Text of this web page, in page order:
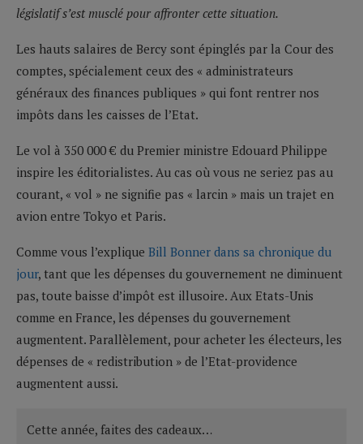
législatif s’est musclé pour affronter cette situation.
Les hauts salaires de Bercy sont épinglés par la Cour des
comptes, spécialement ceux des « administrateurs
généraux des finances publiques » qui font rentrer nos
impôts dans les caisses de l’Etat.
Le vol à 350 000 € du Premier ministre Edouard Philippe
inspire les éditorialistes. Au cas où vous ne seriez pas au
courant, « vol » ne signifie pas « larcin » mais un trajet en
avion entre Tokyo et Paris.
Comme vous l’explique Bill Bonner dans sa chronique du
jour, tant que les dépenses du gouvernement ne diminuent
pas, toute baisse d’impôt est illusoire. Aux Etats-Unis
comme en France, les dépenses du gouvernement
augmentent. Parallèlement, pour acheter les électeurs, les
dépenses de « redistribution » de l’Etat-providence
augmentent aussi.
Cette année, faites des cadeaux…